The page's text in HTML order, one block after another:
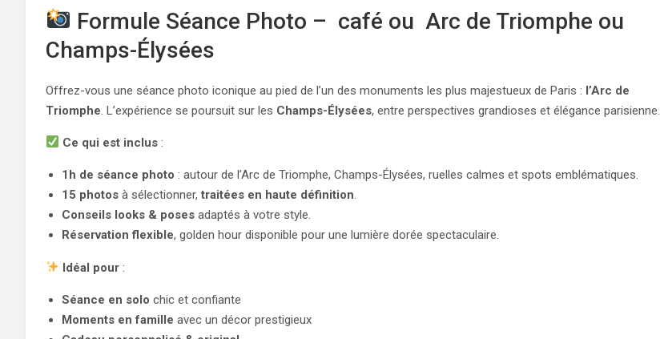
Formule Séance Photo – café ou Arc de Triomphe ou
Champs-Élysées
Offrez-vous une séance photo iconique au pied de l’un des monuments les plus majestueux de Paris : l’Arc de
Triomphe. L’expérience se poursuit sur les Champs-Élysées, entre perspectives grandioses et élégance parisienne.
Ce qui est inclus :
1h de séance photo : autour de l’Arc de Triomphe, Champs-Élysées, ruelles calmes et spots emblématiques.
15 photos à sélectionner,traitées en haute définition.
Conseils looks & poses adaptés à votre style.
Réservation flexible, golden hour disponible pour une lumière dorée spectaculaire.
Idéal pour :
Séance en solo chic et confiante
Moments en famille avec un décor prestigieux